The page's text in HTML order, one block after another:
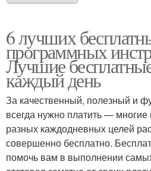
6 лучших
программных
Лучшие
каждый день
За качественный, полезный и
всегда нужно платить —
разных каждодневных целей
совершенно бесплатно.
помочь вам в выполнении